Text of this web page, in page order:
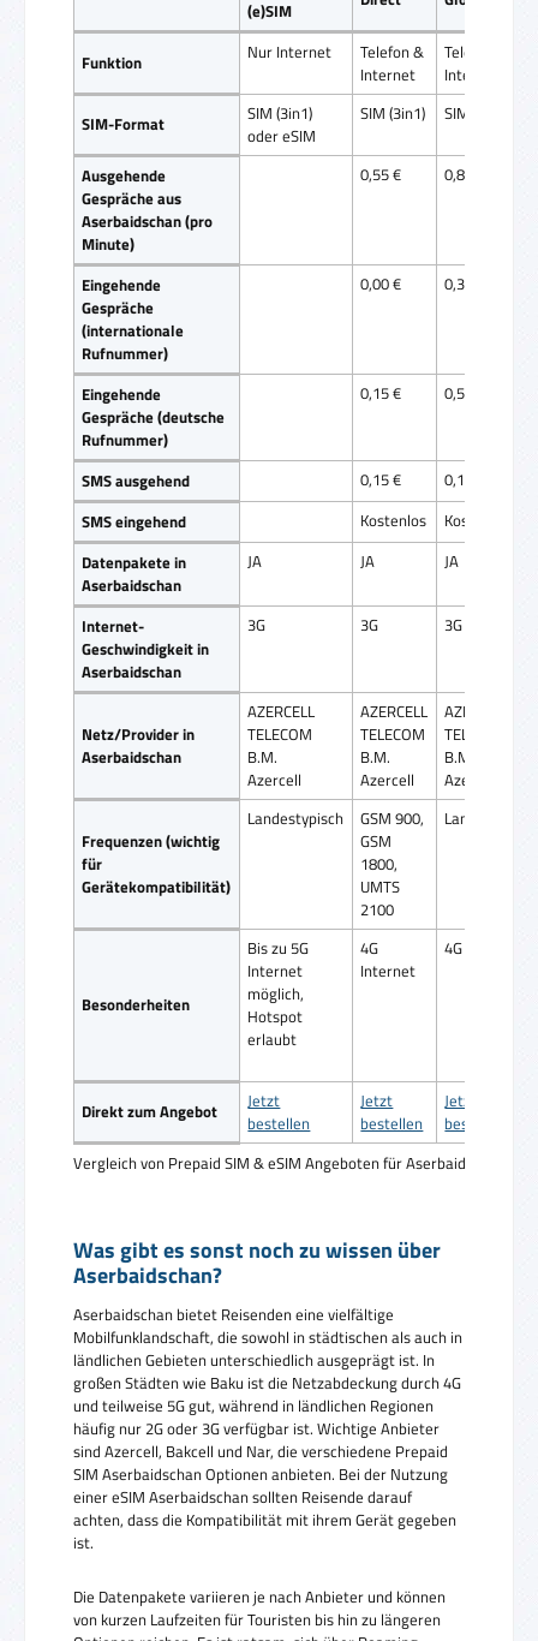
Vergleich von Prepaid SIM & eSIM Angeboten für Aserbaidschan
(e)SIM
Funktion Nur Internet
Telefon &
Internet
Telefon &
Internet
SIM-Format
SIM (3in1)
oder eSIM
SIM (3in1) SIM (3in1)
Ausgehende
Gespräche aus
Aserbaidschan (pro
Minute)
0,55 € 0,85 €
Eingehende
Gespräche
(internationale
Rufnummer)
0,00 € 0,35 €
Eingehende
Gespräche (deutsche
Rufnummer)
0,15 € 0,50 €
SMS ausgehend 0,15 €
0,15 €
SMS eingehend
Kostenlos
Kostenlos
Datenpakete in
Aserbaidschan
JA JA JA
Internet-
Geschwindigkeit in
Aserbaidschan
3G 3G 3G
Netz/Provider in
Aserbaidschan
AZERCELL
TELECOM
B.M.
Azercell
AZERCELL
TELECOM
B.M.
Azercell
AZERCELL
TELECOM
B.M.
Azercell
Frequenzen (wichtig
für
Gerätekompatibilität)
Landestypisch
GSM 900,
GSM
1800,
UMTS
2100
Besonderheiten
Bis zu 5G
Internet
möglich,
Hotspot
erlaubt
4G
Internet
4G Internet
Direkt zum Angebot
Jetzt
bestellen
Jetzt
bestellen
Jetzt
bestellen
Was gibt es sonst noch zu wissen über
Aserbaidschan?
Aserbaidschan bietet Reisenden eine vielfältige
Mobilfunklandschaft, die sowohl in städtischen als auch in
ländlichen Gebieten unterschiedlich ausgeprägt ist. In
großen Städten wie Baku ist die Netzabdeckung durch 4G
und teilweise 5G gut, während in ländlichen Regionen
häufig nur 2G oder 3G verfügbar ist. Wichtige Anbieter
sind Azercell, Bakcell und Nar, die verschiedene Prepaid
SIM Aserbaidschan Optionen anbieten. Bei der Nutzung
einer eSIM Aserbaidschan sollten Reisende darauf
achten, dass die Kompatibilität mit ihrem Gerät gegeben
ist.
Die Datenpakete variieren je nach Anbieter und können
von kurzen Laufzeiten für Touristen bis hin zu längeren